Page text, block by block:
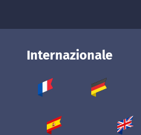
Internazionale